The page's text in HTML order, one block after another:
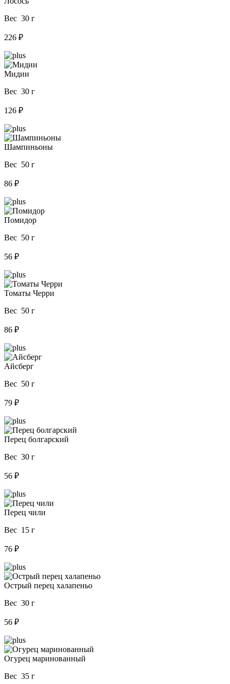
Вес 30 г
226 ₽
Мидии
Вес 30 г
126 ₽
Шампиньоны
Вес 50 г
86 ₽
Помидор
Вес 50 г
56 ₽
Томаты Черри
Вес 50 г
86 ₽
Айсберг
Вес 50 г
79 ₽
Перец болгарский
Вес 30 г
56 ₽
Перец чили
Вес 15 г
76 ₽
Острый перец халапеньо
Вес 30 г
56 ₽
Огурец маринованный
Вес 35 г